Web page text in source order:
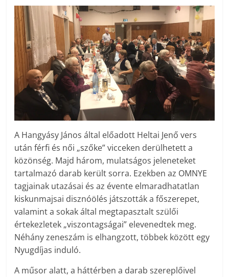
A Hangyásy János által előadott Heltai Jenő vers
után férfi és női „szőke” vicceken derülhetett a
közönség. Majd három, mulatságos jeleneteket
tartalmazó darab került sorra. Ezekben az OMNYE
tagjainak utazásai és az évente elmaradhatatlan
kiskunmajsai disznóölés játszották a főszerepet,
valamint a sokak által megtapasztalt szülői
értekezletek „viszontagságai” elevenedtek meg.
Néhány zeneszám is elhangzott, többek között egy
Nyugdíjas induló.
A műsor alatt, a háttérben a darab szereplőivel